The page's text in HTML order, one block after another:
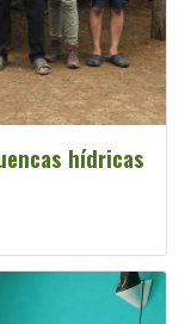
hídricas